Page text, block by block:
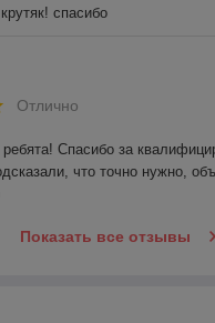
спасибо
Отлично
Спасибо за
что точно нужно,
Показать все отзывы